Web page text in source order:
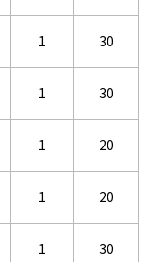
1 30
1 30
1 20
1 20
1 30